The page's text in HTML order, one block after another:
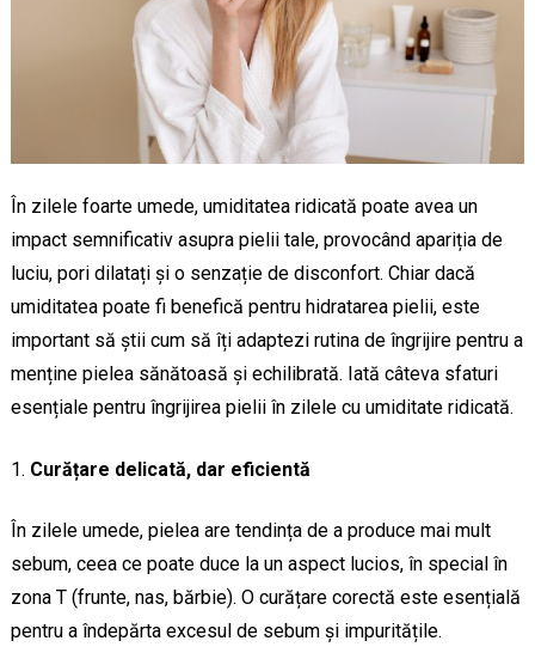
În zilele foarte umede, umiditatea ridicată poate avea un
impact semnificativ asupra pielii tale, provocând apariția de
luciu, pori dilatați și o senzație de disconfort. Chiar dacă
umiditatea poate fi benefică pentru hidratarea pielii, este
important să știi cum să îți adaptezi rutina de îngrijire pentru a
menține pielea sănătoasă și echilibrată. Iată câteva sfaturi
esențiale pentru îngrijirea pielii în zilele cu umiditate ridicată.
Curățare delicată, dar eficientă
În zilele umede, pielea are tendința de a produce mai mult
sebum, ceea ce poate duce la un aspect lucios, în special în
zona T (frunte, nas, bărbie). O curățare corectă este esențială
pentru a îndepărta excesul de sebum și impuritățile.